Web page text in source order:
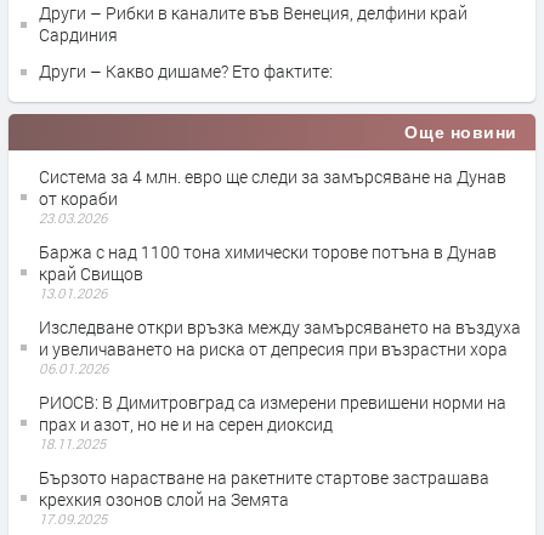
Други – Рибки в каналите във Венеция, делфини край
Сардиния
Други – Какво дишаме? Ето фактите:
Още новини
Система за 4 млн. евро ще следи за замърсяване на Дунав
от кораби
23.03.2026
Баржа с над 1100 тона химически торове потъна в Дунав
край Свищов
13.01.2026
Изследване откри връзка между замърсяването на въздуха
и увеличаването на риска от депресия при възрастни хора
06.01.2026
РИОСВ: В Димитровград са измерени превишени норми на
прах и азот, но не и на серен диоксид
18.11.2025
Бързото нарастване на ракетните стартове застрашава
крехкия озонов слой на Земята
17.09.2025